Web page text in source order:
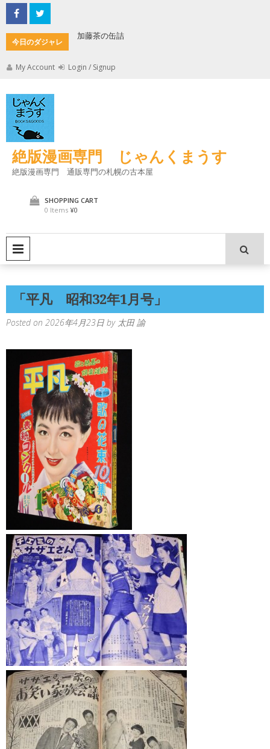
Skip
to
content
今日のダジャレ
加藤茶の缶詰
My Account Login / Signup
絶版漫画専門 じゃんくまうす
絶版漫画専門 通販専門の札幌の古本屋
SHOPPING CART
0 Items ¥0
「平凡 昭和32年1月号」
Posted on 2026年4月23日 by 太田 諭